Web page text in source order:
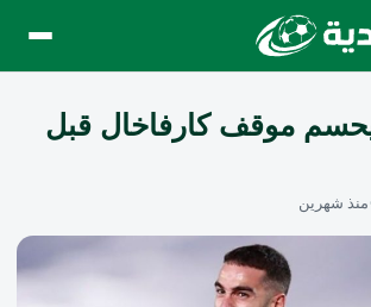
موقف كارفاخال قبل
منذ شهرين